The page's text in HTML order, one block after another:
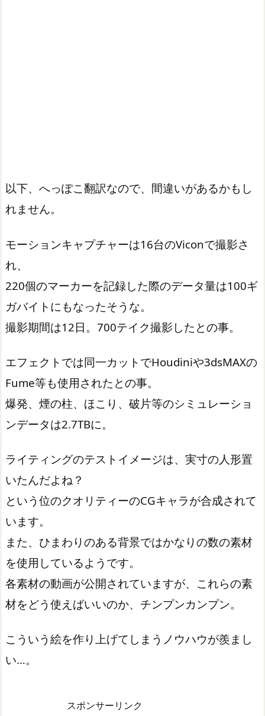
以下、へっぽこ翻訳なので、間違いがあるかもし
れません。
モーションキャプチャーは16台のViconで撮影さ
れ、
220個のマーカーを記録した際のデータ量は100ギ
ガバイトにもなったそうな。
撮影期間は12日。700テイク撮影したとの事。
エフェクトでは同一カットでHoudiniや3dsMAXの
Fume等も使用されたとの事。
爆発、煙の柱、ほこり、破片等のシミュレーショ
ンデータは2.7TBに。
ライティングのテストイメージは、実寸の人形置
いたんだよね？
という位のクオリティーのCGキャラが合成されて
います。
また、ひまわりのある背景ではかなりの数の素材
を使用しているようです。
各素材の動画が公開されていますが、これらの素
材をどう使えばいいのか、チンプンカンプン。
こういう絵を作り上げてしまうノウハウが羨まし
い…。
スポンサーリンク